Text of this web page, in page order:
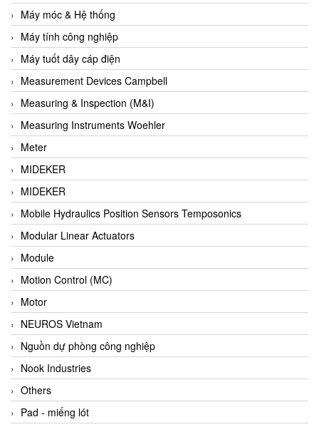
Balluff
BamBo Vietnam
Barel Vietnam
Barksdale
Bartec
Basco
Baumer
Baumuller Vietnam
Baykee
BBC Bircher Smart Access
BCS ITALY
BEA SENSORS
Beacon Extender
Beckhoff
Bedook
Bei Sensor
Beijer
Beinlich-pumps
Beka
Máy móc & Hệ thống
Máy tính công nghiệp
Máy tuốt dây cáp điện
Measurement Devices Campbell
Measuring & Inspection (M&I)
Measuring Instruments Woehler
Meter
MIDEKER
MIDEKER
Mobile Hydraulics Position Sensors Temposonics
Modular Linear Actuators
Module
Motion Control (MC)
Motor
NEUROS Vietnam
Nguồn dự phòng công nghiệp
Nook Industries
Others
Pad - miếng lót